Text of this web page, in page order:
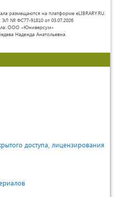
размещаются на платформе eLIBRARY.RU.
№ ФС77-91810 от 03.07.2026
ООО «Юниверсум»
Надежда Анатольевна.
доступа, лицензирования